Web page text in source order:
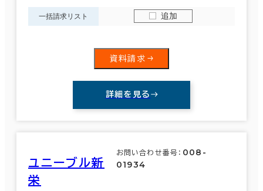
一括請求リスト 追加
資料請求
詳細を見る
ユニーブル新
栄
お問い合わせ番号： 008-
01934
エリアを追加・変更する
名古屋市
賃料選択（共益費含）
～
3分以内